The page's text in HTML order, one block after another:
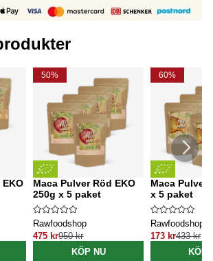
EKO
50%
Maca Pulver Röd EKO
250g x 5 paket
Rawfoodshop
475 kr950 kr
KÖP NU
60%
Maca Pulver
x 5 paket
Rawfoodshop
173 kr433 kr
KÖP